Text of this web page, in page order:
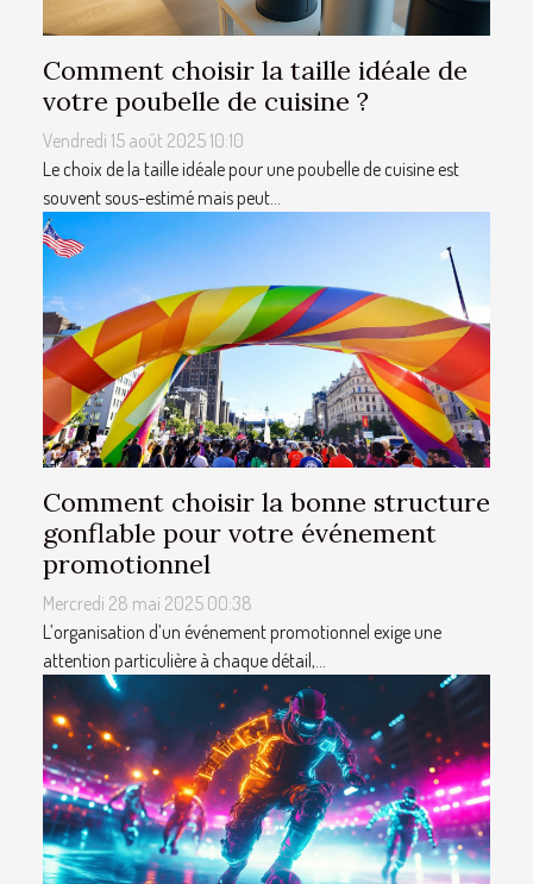
Comment choisir la taille idéale de
votre poubelle de cuisine ?
Vendredi 15 août 2025 10:10
Le choix de la taille idéale pour une poubelle de cuisine est
souvent sous-estimé mais peut...
Comment choisir la bonne structure
gonflable pour votre événement
promotionnel
Mercredi 28 mai 2025 00:38
L’organisation d’un événement promotionnel exige une
attention particulière à chaque détail,...